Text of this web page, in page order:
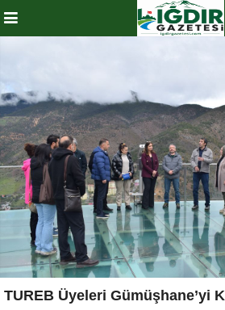
TUREB Üyeleri Gümüşhane’yi